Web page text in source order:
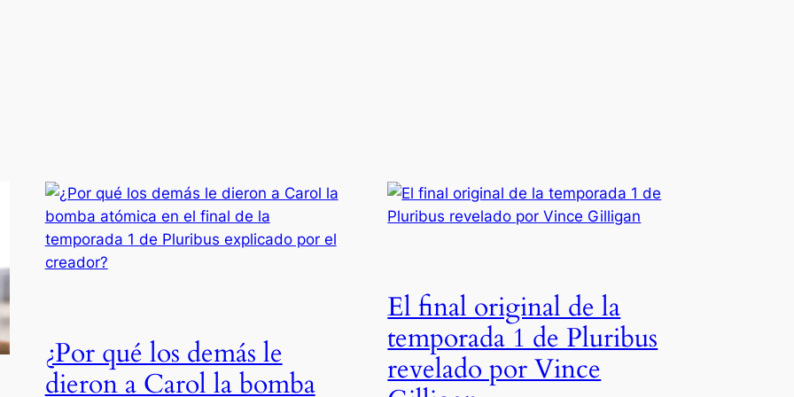
¿Por qué los demás le
dieron a Carol la bomba
El final original de la
temporada 1 de Pluribus
revelado por Vince